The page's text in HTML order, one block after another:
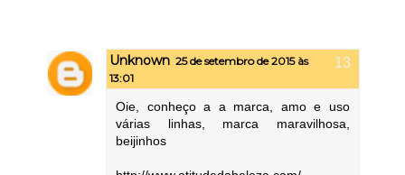
Unknown 25 de setembro de 2015 às
13:01
Oie, conheço a a marca, amo e uso
várias linhas, marca maravilhosa,
beijinhos